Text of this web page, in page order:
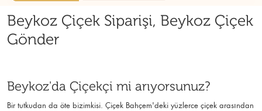
Beykoz Çiçek Siparişi, Beykoz Çiçek
Gönder
Beykoz'da Çiçekçi mi arıyorsunuz?
Bir tutkudan da öte bizimkisi. Çiçek Bahçem'deki yüzlerce çiçek arasından